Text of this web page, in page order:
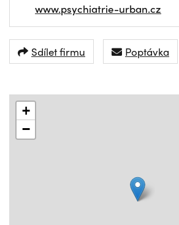
www.psychiatrie-urban.cz
Sdílet firmu Poptávka
+
−